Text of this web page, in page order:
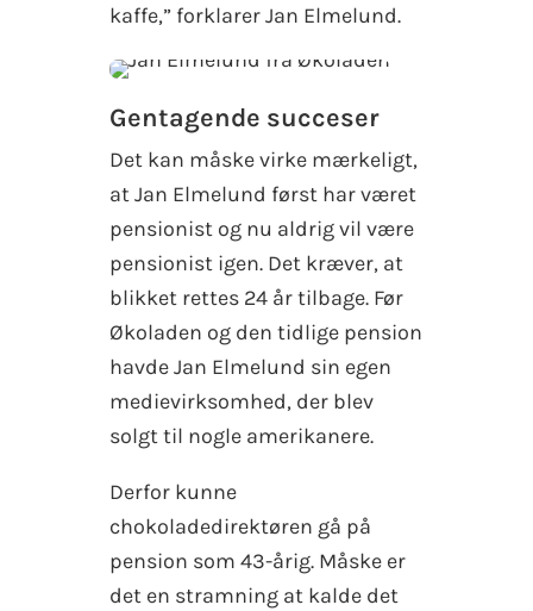
kaffe,” forklarer Jan Elmelund.
Gentagende succeser
Det kan måske virke mærkeligt,
at Jan Elmelund først har været
pensionist og nu aldrig vil være
pensionist igen. Det kræver, at
blikket rettes 24 år tilbage. Før
Økoladen og den tidlige pension
havde Jan Elmelund sin egen
medievirksomhed, der blev
solgt til nogle amerikanere.
Derfor kunne
chokoladedirektøren gå på
pension som 43-årig. Måske er
det en stramning at kalde det